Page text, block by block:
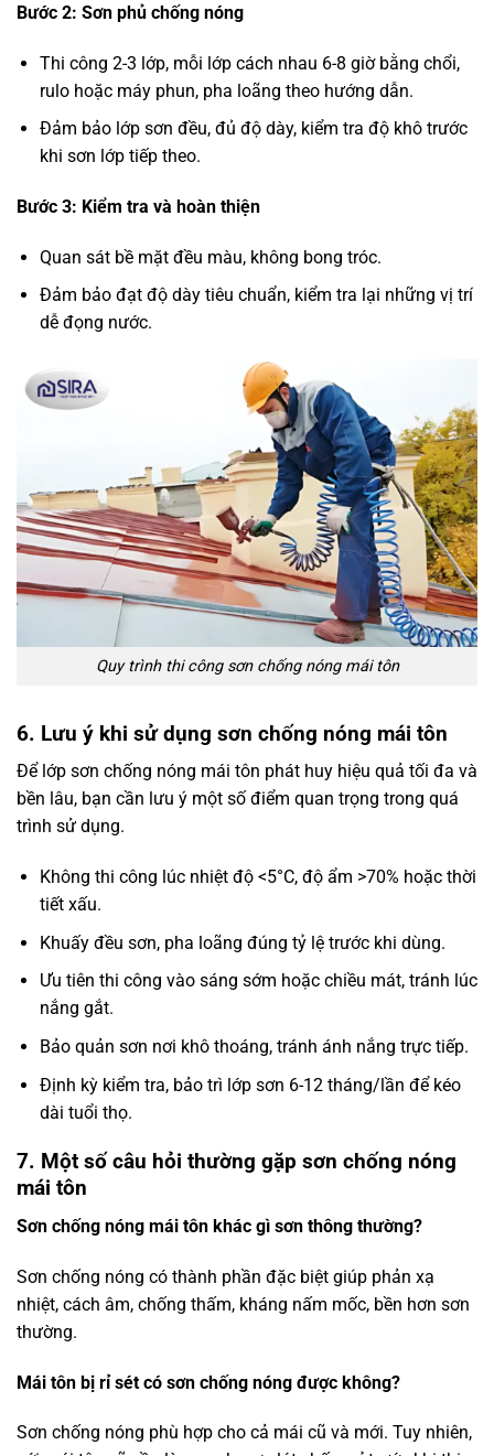
Bước 2: Sơn phủ chống nóng
Thi công 2-3 lớp, mỗi lớp cách nhau 6-8 giờ bằng chổi,
rulo hoặc máy phun, pha loãng theo hướng dẫn.
Đảm bảo lớp sơn đều, đủ độ dày, kiểm tra độ khô trước
khi sơn lớp tiếp theo.
Bước 3: Kiểm tra và hoàn thiện
Quan sát bề mặt đều màu, không bong tróc.
Đảm bảo đạt độ dày tiêu chuẩn, kiểm tra lại những vị trí
dễ đọng nước.
Quy trình thi công sơn chống nóng mái tôn
6. Lưu ý khi sử dụng sơn chống nóng mái tôn
Để lớp sơn chống nóng mái tôn phát huy hiệu quả tối đa và
bền lâu, bạn cần lưu ý một số điểm quan trọng trong quá
trình sử dụng.
Không thi công lúc nhiệt độ <5°C, độ ẩm >70% hoặc thời
tiết xấu.
Khuấy đều sơn, pha loãng đúng tỷ lệ trước khi dùng.
Ưu tiên thi công vào sáng sớm hoặc chiều mát, tránh lúc
nắng gắt.
Bảo quản sơn nơi khô thoáng, tránh ánh nắng trực tiếp.
Định kỳ kiểm tra, bảo trì lớp sơn 6-12 tháng/lần để kéo
dài tuổi thọ.
7. Một số câu hỏi thường gặp sơn chống nóng
mái tôn
Sơn chống nóng mái tôn khác gì sơn thông thường?
Sơn chống nóng có thành phần đặc biệt giúp phản xạ
nhiệt, cách âm, chống thấm, kháng nấm mốc, bền hơn sơn
thường.
Mái tôn bị rỉ sét có sơn chống nóng được không?
Sơn chống nóng phù hợp cho cả mái cũ và mới. Tuy nhiên,